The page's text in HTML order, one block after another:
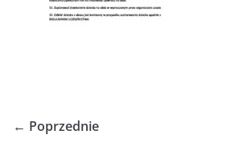
← Poprzednie